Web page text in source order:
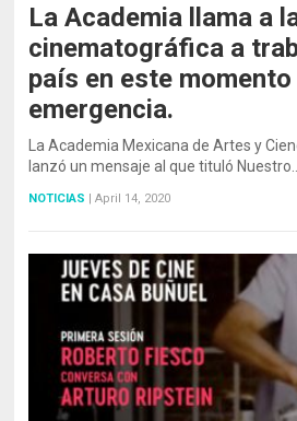
La Academia llama a
cinematográfica a
país en este momento
emergencia.
La Academia Mexicana de Artes y
lanzó un mensaje al que tituló Nuestro…
NOTICIAS | April 14, 2020